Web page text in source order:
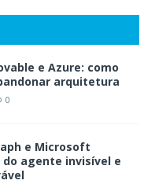
e Azure: como
arquitetura
0
e Microsoft
do agente invisível e